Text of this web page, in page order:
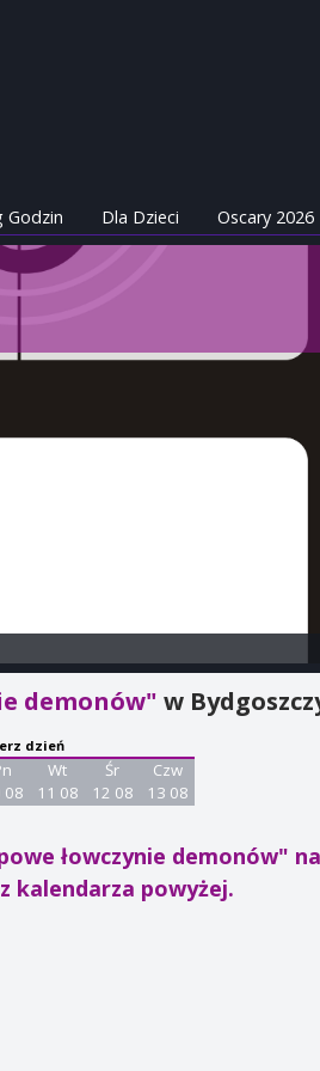
Godzin Dla Dzieci Oscary 2026
demonów"w
dzień
08
Wt
11 08
Śr
12 08
Czw
13 08
łowczynie demonów"
kalendarza powyżej.